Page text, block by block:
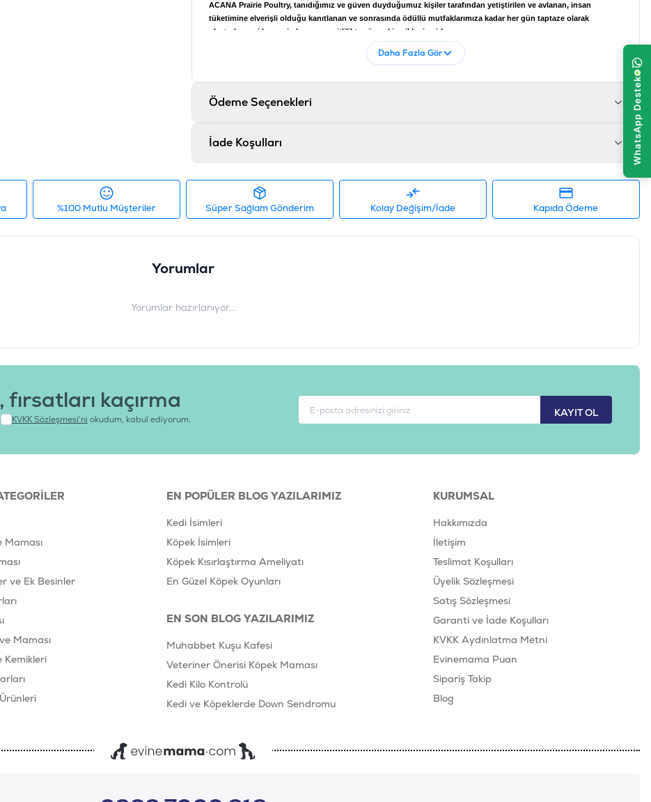
ACANA Prairie Poultry, tanıdığımız ve güven duyduğumuz kişiler tarafından yetiştirilen ve avlanan, insan
tüketimine elverişli olduğu kanıtlanan ve sonrasında ödüllü mutfaklarımıza kadar her gün taptaze olarak
ulaştırılan, eşi benzeri olmayan çeşitlilikte yöresel içerikler içerir!
Tavuk eti (25%), Çekilmiş yulaf (23%), Taze tavuk eti (5%), Taze tavuk sakatatları (ciğer, yürek, böbrek) (5%),
Bütün kırmızı mercimek, Bütün yeşil bezelye, Bütün yeşil mercimek, Taze hindi eti (4%), Taze bütün yumurta
Taze yeşil kıvırcık lahana , Taze ıspanak, Taze havuç, Taze kırmızı lezzetli elma, Taze barlett armudu,
Dondurularak-kurutulmuş tavuk ciğeri (0.1%), Tuz, Taze kızılcık, Taze yaban mersini, Radika kökü, Zerdeçal kökü,
ANALİTİK BİLEŞENLER
%EPA (min.)0.1 %Glukozamin (min.)1200 mg/kgKondroitin sülfat (min.)900 mg/kgLinoleic acid (min.)2.4
%Carbohydrate (NFE)29.5 %
Ürün Filtreleri
İçerik
:
Hindi Etli, Tavuk Etli
Barkod
Daha Fazla Gör
Ödeme Seçenekleri
İade Koşulları
%100 Mutlu Müşteriler Süper Sağlam Gönderim Kolay Değişim/İade Kapıda Ödeme
Yorumlar
Yorumlar hazırlanıyor...
KAYIT OL
kaçırma
KVKK Sözleşmesi'ni okudum, kabul ediyorum.
Maması
ve Ek Besinler
Maması
Kemikleri
EN POPÜLER BLOG YAZILARIMIZ
Kedi İsimleri
Köpek İsimleri
Köpek Kısırlaştırma Ameliyatı
En Güzel Köpek Oyunları
EN SON BLOG YAZILARIMIZ
Muhabbet Kuşu Kafesi
Veteriner Önerisi Köpek Maması
Kedi Kilo Kontrolü
Kedi ve Köpeklerde Down Sendromu
KURUMSAL
Hakkımızda
İletişim
Teslimat Koşulları
Üyelik Sözleşmesi
Satış Sözleşmesi
Garanti ve İade Koşulları
KVKK Aydınlatma Metni
Evinemama Puan
Sipariş Takip
Blog